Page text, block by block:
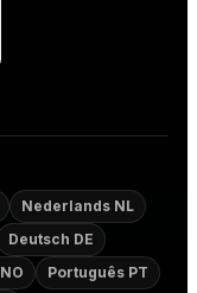
Nederlands NL
Deutsch DE
Português PT